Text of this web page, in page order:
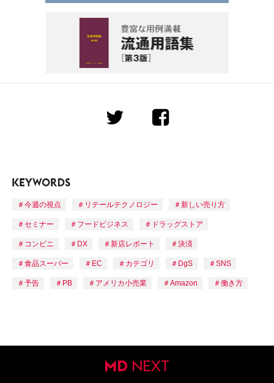
今週の視点 リテールテクノロジー 新しい売り方
セミナー フードビジネス ドラッグストア
コンビニ DX 新店レポート 決済
食品スーパー EC カテゴリ DgS SNS
予告 PB アメリカ小売業 Amazon 働き方